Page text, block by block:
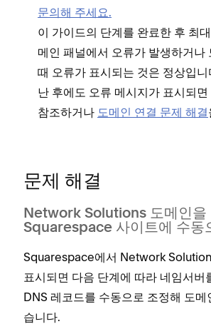
문의해 주세요.
이 가이드의 단계를 완료한 후 최
메인 패널에서 오류가 발생하거나
때 오류가 표시되는 것은 정상입
난 후에도 오류 메시지가 표시되
참조하거나 도메인 연결 문제 해결
문제 해결
Network Solutions 도메인을
Squarespace 사이트에 수동
Squarespace에서 Network
표시되면 다음 단계에 따라 네임서버
DNS 레코드를 수동으로 조정해 도메
습니다.